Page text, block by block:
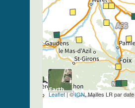
Leaflet| ©IGN, Mailles LR par